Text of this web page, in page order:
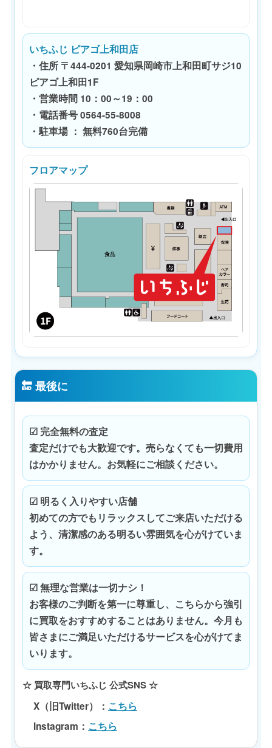
いちふじ ピアゴ上和田店
・住所 〒444-0201 愛知県岡崎市上和田町サジ10
ピアゴ上和田1F
・営業時間 10：00～19：00
・電話番号 0564-55-8008
・駐車場 ： 無料760台完備
フロアマップ
🔚 最後に
☑ 完全無料の査定
査定だけでも大歓迎です。売らなくても一切費用
はかかりません。お気軽にご相談ください。
☑ 明るく入りやすい店舗
初めての方でもリラックスしてご来店いただける
よう、清潔感のある明るい雰囲気を心がけていま
す。
☑ 無理な営業は一切ナシ！
お客様のご判断を第一に尊重し、こちらから強引
に買取をおすすめすることはありません。今月も
皆さまにご満足いただけるサービスを心がけてま
いります。
☆ 買取専門いちふじ 公式SNS ☆
X（旧Twitter）
： こちら
Instagram ： こちら